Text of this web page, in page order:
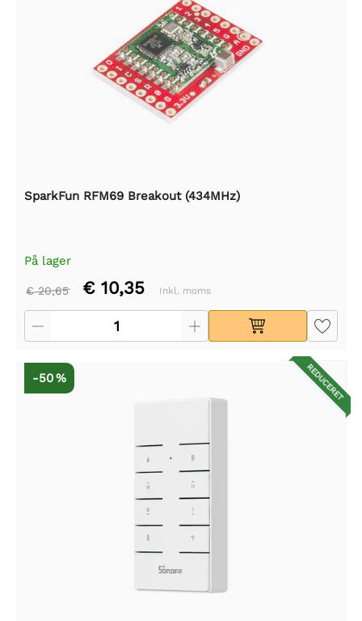
SparkFun RFM69 Breakout (434MHz)
På lager
€ 20,65 € 10,35 Inkl. moms
REDUCERET
-50 %